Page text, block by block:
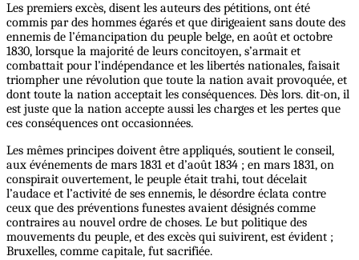
Les premiers excès, disent les auteurs des pétitions, ont été
commis par des hommes égarés et que dirigeaient sans doute des
ennemis de l’émancipation du peuple belge, en août et octobre
1830, lorsque la majorité de leurs concitoyen, s’armait et
combattait pour l’indépendance et les libertés nationales, faisait
triompher une révolution que toute la nation avait provoquée, et
dont toute la nation acceptait les conséquences. Dès lors. dit-on, il
est juste que la nation accepte aussi les charges et les pertes que
ces conséquences ont occasionnées.
Les mêmes principes doivent être appliqués, soutient le conseil,
aux événements de mars 1831 et d’août 1834 ; en mars 1831, on
conspirait ouvertement, le peuple était trahi, tout décelait
l’audace et l’activité de ses ennemis, le désordre éclata contre
ceux que des préventions funestes avaient désignés comme
contraires au nouvel ordre de choses. Le but politique des
mouvements du peuple, et des excès qui suivirent, est évident ;
Bruxelles, comme capitale, fut sacrifiée.